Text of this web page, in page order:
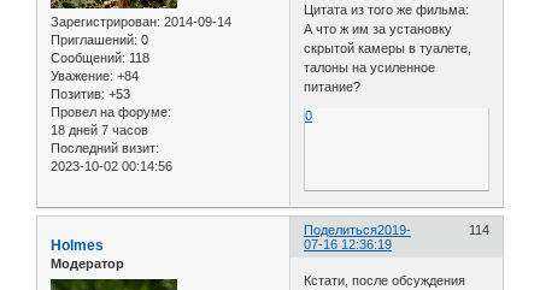
Зарегистрирован: 2014-09-14
Приглашений: 0
Сообщений: 118
Уважение: +84
Позитив: +53
Провел на форуме:
18 дней 7 часов
Последний визит:
2023-10-02 00:14:56
Цитата из того же фильма:
А что ж им за установку
скрытой камеры в туалете,
талоны на усиленное
питание?
0
Поделиться 114
2019-
07-16 12:36:19
Holmes
Модератор
Кстати, после обсуждения